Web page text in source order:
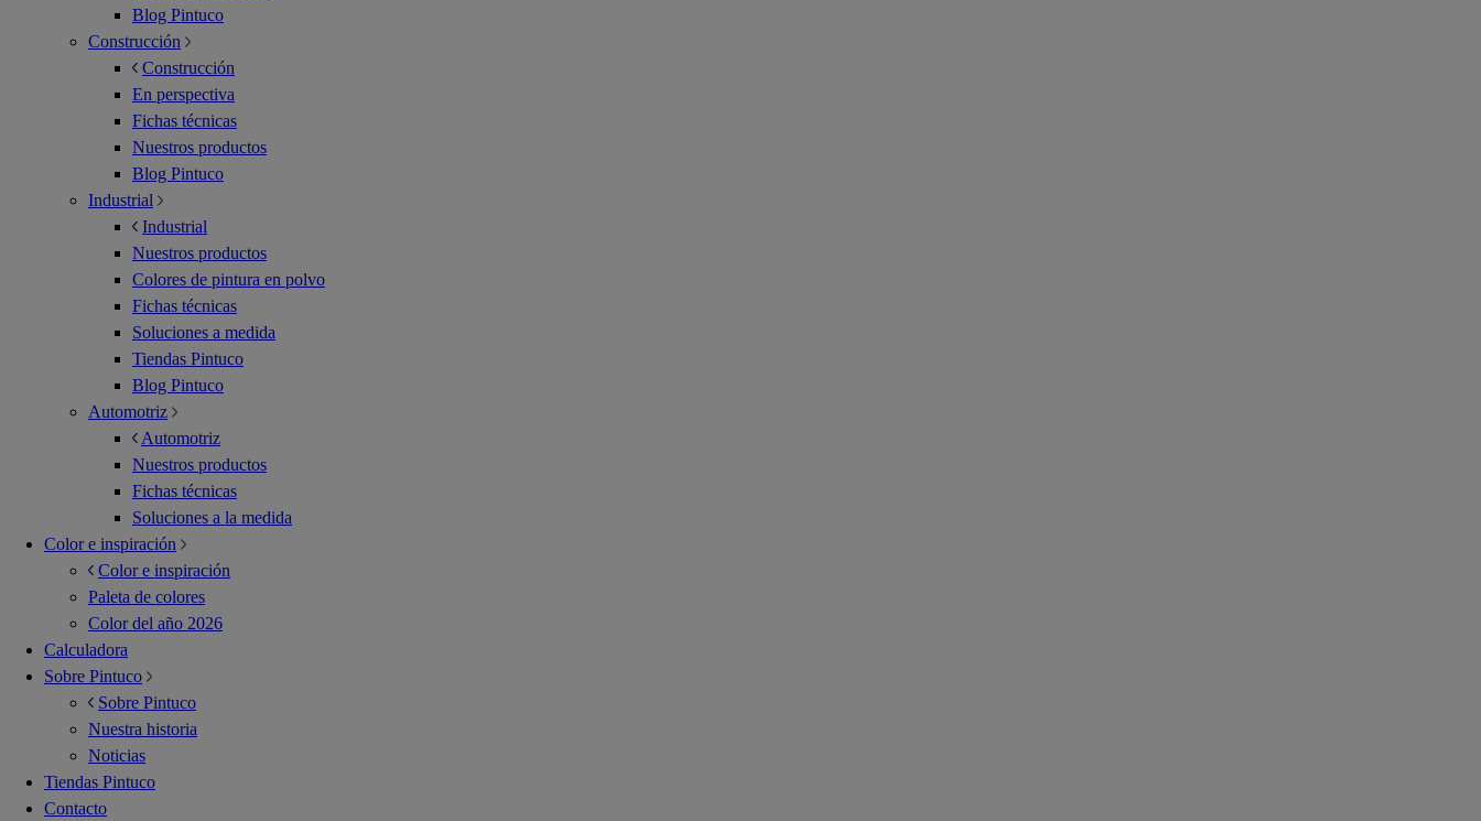
Blog Pintuco
Construcción
Construcción
En perspectiva
Fichas técnicas
Nuestros productos
Blog Pintuco
Industrial
Industrial
Nuestros productos
Colores de pintura en polvo
Fichas técnicas
Soluciones a medida
Tiendas Pintuco
Blog Pintuco
Automotriz
Automotriz
Nuestros productos
Fichas técnicas
Soluciones a la medida
Color e inspiración
Color e inspiración
Paleta de colores
Color del año 2026
Calculadora
Sobre Pintuco
Sobre Pintuco
Nuestra historia
Noticias
Tiendas Pintuco
Contacto